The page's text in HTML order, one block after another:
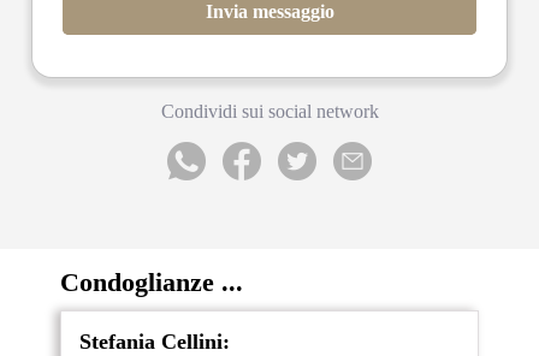
Invia messaggio
Condividi sui social network
Condoglianze ...
Stefania Cellini: